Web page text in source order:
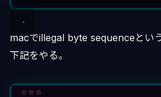
macでillegal byte sequenceとい
下記をやる。